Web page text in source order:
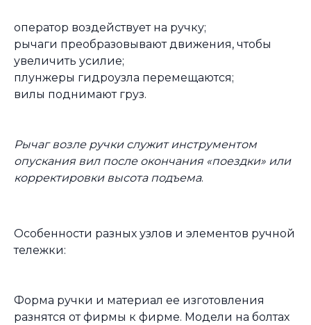
оператор воздействует на ручку;
рычаги преобразовывают движения, чтобы
увеличить усилие;
плунжеры гидроузла перемещаются;
вилы поднимают груз.
Рычаг возле ручки служит инструментом
опускания вил после окончания «поездки» или
корректировки высота подъема.
Особенности разных узлов и элементов ручной
тележки:
Форма ручки и материал ее изготовления
разнятся от фирмы к фирме. Модели на болтах